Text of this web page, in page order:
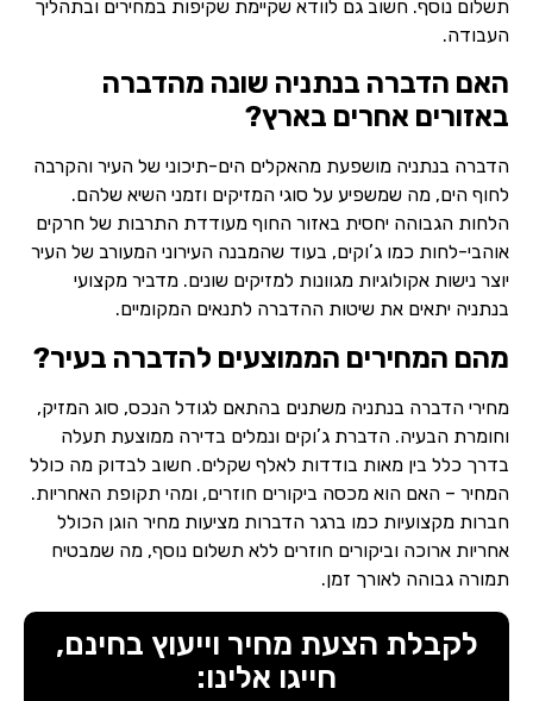
תשלום נוסף. חשוב גם לוודא שקיימת שקיפות במחירים ובתהליך
העבודה.
האם הדברה בנתניה שונה מהדברה
באזורים אחרים בארץ?
הדברה בנתניה מושפעת מהאקלים הים-תיכוני של העיר והקרבה
לחוף הים, מה שמשפיע על סוגי המזיקים וזמני השיא שלהם.
הלחות הגבוהה יחסית באזור החוף מעודדת התרבות של חרקים
אוהבי-לחות כמו ג’וקים, בעוד שהמבנה העירוני המעורב של העיר
יוצר נישות אקולוגיות מגוונות למזיקים שונים. מדביר מקצועי
בנתניה יתאים את שיטות ההדברה לתנאים המקומיים.
מהם המחירים הממוצעים להדברה בעיר?
מחירי הדברה בנתניה משתנים בהתאם לגודל הנכס, סוג המזיק,
וחומרת הבעיה. הדברת ג’וקים ונמלים בדירה ממוצעת תעלה
בדרך כלל בין מאות בודדות לאלף שקלים. חשוב לבדוק מה כולל
המחיר – האם הוא מכסה ביקורים חוזרים, ומהי תקופת האחריות.
חברות מקצועיות כמו ברגר הדברות מציעות מחיר הוגן הכולל
אחריות ארוכה וביקורים חוזרים ללא תשלום נוסף, מה שמבטיח
תמורה גבוהה לאורך זמן.
לקבלת הצעת מחיר וייעוץ בחינם,
חייגו אלינו: